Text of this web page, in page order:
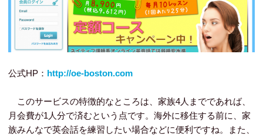
公式HP： http://oe-boston.com
このサービスの特徴的なところは、家族4人までであれば、
月会費が1人分で済むという点です。海外に移住する前に、家
族みんなで英会話を練習したい場合などに便利ですね。また、